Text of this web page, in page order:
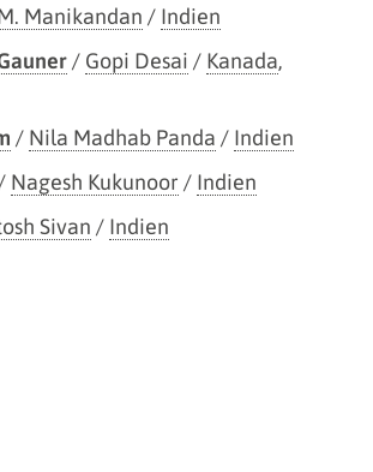
Manikandan / Indien
/ Gopi Desai / Kanada,
/ Nila Madhab Panda / Indien
Nagesh Kukunoor / Indien
Sivan / Indien